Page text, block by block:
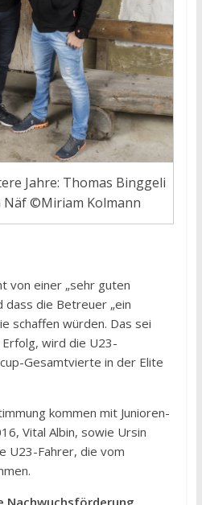
Jahre: Thomas Binggeli
Näf ©Miriam Kolmann
von einer „sehr guten
dass die Betreuer „ein
schaffen würden. Das sei
wird die U23-
Gesamtvierte in der Elite
kommen mit Junioren-
Vital Albin, sowie Ursin
U23-Fahrer, die vom
Nachwuchsförderung